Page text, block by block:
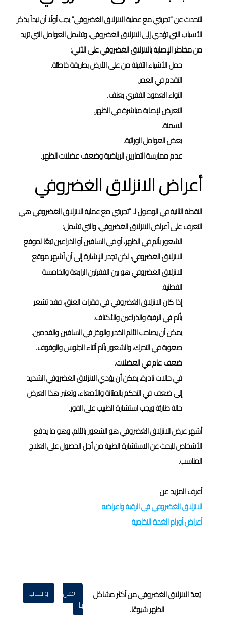
للتحدث عن "تجربتي مع عملية الانزلاق الغضروفي" يجب أولًا أن نبدأ بذكر
الأسباب التي تؤدي إلى الانزلاق الغضروفي، وتشمل العوامل التي تزيد
من مخاطر الإصابة بالانزلاق الغضروفي على الآتي:
حمل الأشياء الثقيلة من على الأرض بطريقة خاطئة.
التقدم في العمر.
التواء العمود الفقري بعنف.
التعرض لإصابة مباشرة في الظهر.
السمنة.
بعض العوامل الوراثية.
عدم ممارسة التمارين الرياضية وضعف عضلات الظهر.
أعراض الانزلاق الغضروفي
النقطة الثانية في الوصول لـ "تجربتي مع عملية الانزلاق الغضروفي هي
التعرف على أعراض الانزلاق الغضروفي، والتي تشمل:
الشعور بألم في الظهر، أو في الساقين أو الذراعين تبعًا لموقع
الانزلاق الغضروفي، لكن تجدر الإشارة إلى أن أشهر موقع
للانزلاق الغضروفي هو بين الفقرتين الرابعة والخامسة
القطنية.
إذا كان الانزلاق الغضروفي في فقرات العنق، فقد تشعر
بألم في الرقبة والذراعين والأكتاف.
يمكن أن يصاحب الألم الخدر والوخز في الساقين والقدمين.
صعوبة في التحرك، والشعور بألم أثناء الجلوس والوقوف.
ضعف عام في العضلات.
في حالات نادرة، يمكن أن يؤدي الانزلاق الغضروفي الشديد
إلى ضعف في التحكم بالمثانة والأمعاء، وتعتبر هذا العرض
حالة طارئة ويجب استشارة الطبيب على الفور.
أشهر عرض للانزلاق الغضروفي هو الشعور بالألم، وهو ما يدفع
الأشخاص للبحث عن الاستشارة الطبية من أجل الحصول على العلاج
المناسب.
أعرف المزيد عن
الانزلاق الغضروفي في الرقبة واعراضه
أعراض أورام الغدة النخامية
يُعدّ الانزلاق الغضروفي من أكثر مشاكل
الظهر شيوعًا.
اتصل
واتساب